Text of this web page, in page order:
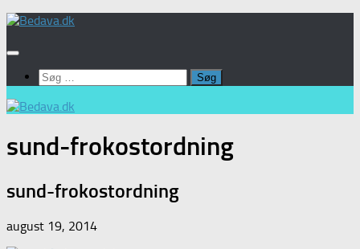
Skip
content
Søg
efter:
sund-frokostordning
sund-frokostordning
august 19, 2014